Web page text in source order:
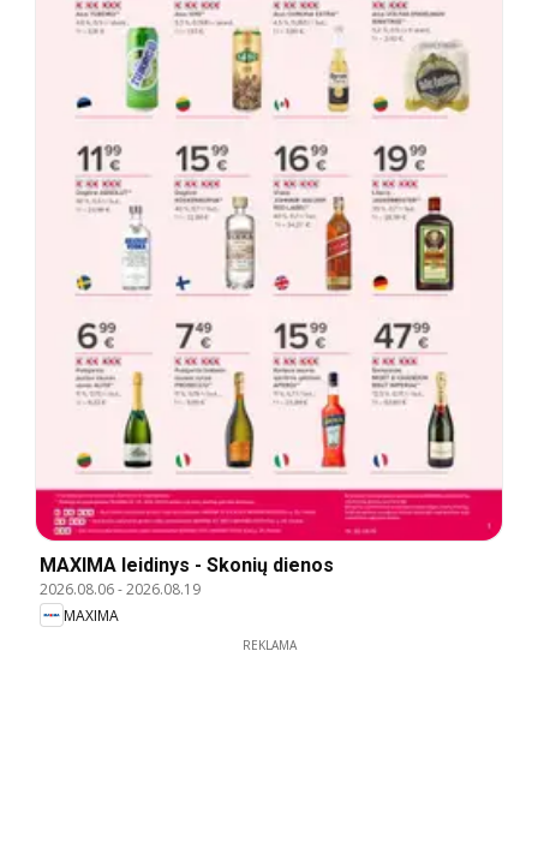
MAXIMA leidinys - Skonių dienos
2026.08.06-2026.08.19
MAXIMA
REKLAMA